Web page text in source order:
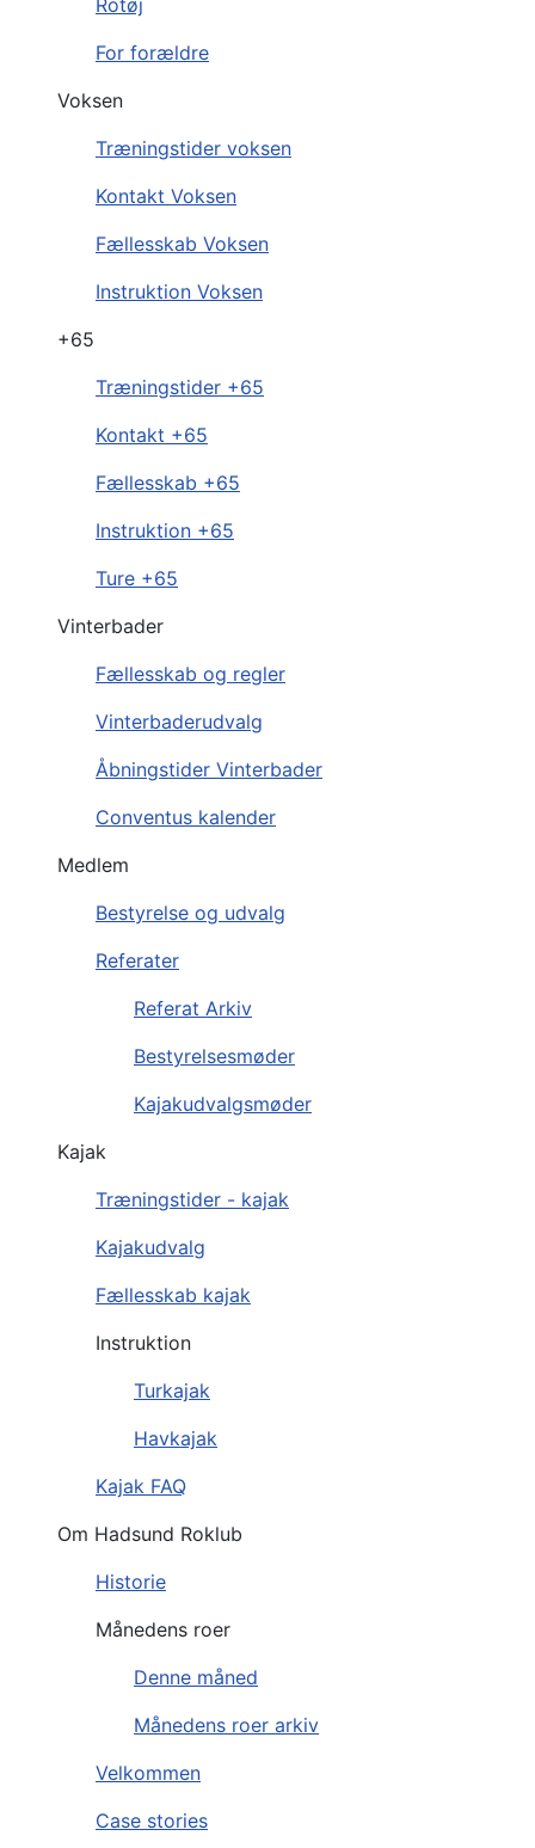
For forældre
Voksen
Træningstider voksen
Kontakt Voksen
Fællesskab Voksen
Instruktion Voksen
+65
Træningstider +65
Kontakt +65
Fællesskab +65
Instruktion +65
Ture +65
Vinterbader
Fællesskab og regler
Vinterbaderudvalg
Åbningstider Vinterbader
Conventus kalender
Medlem
Bestyrelse og udvalg
Referater
Referat Arkiv
Bestyrelsesmøder
Kajakudvalgsmøder
Kajak
Træningstider - kajak
Kajakudvalg
Fællesskab kajak
Instruktion
Turkajak
Havkajak
Kajak FAQ
Om Hadsund Roklub
Historie
Månedens roer
Denne måned
Månedens roer arkiv
Velkommen
Case stories